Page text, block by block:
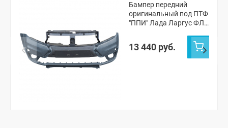
Бампер передний
оригинальный под ПТФ
"ППИ" Лада Ларгус ФЛ
13 440 руб.